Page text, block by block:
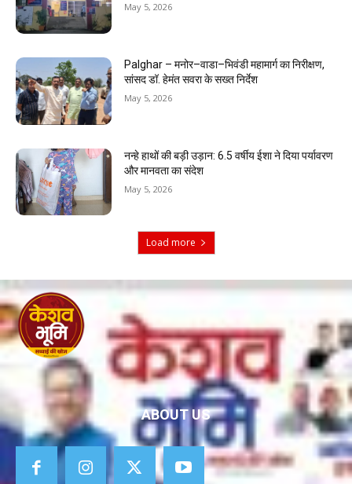
May 5, 2026
Palghar – मनोर–वाडा–भिवंडी महामार्ग का निरीक्षण,
सांसद डॉ. हेमंत सवरा के सख्त निर्देश
May 5, 2026
नन्हे हाथों की बड़ी उड़ान: 6.5 वर्षीय ईशा ने दिया पर्यावरण
और मानवता का संदेश
May 5, 2026
Load more
ABOUT US